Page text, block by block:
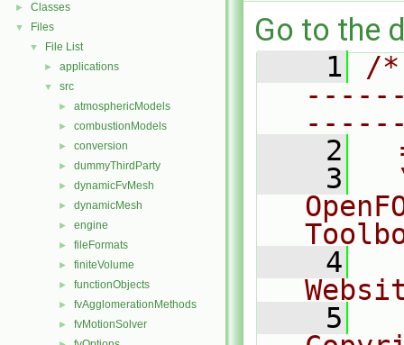
► Classes
▼ Files
▼ File List
► applications
▼ src
► atmosphericModels
► combustionModels
► conversion
► dummyThirdParty
► dynamicFvMesh
► dynamicMesh
► engine
► fileFormats
► finiteVolume
► functionObjects
► fvAgglomerationMethods
► fvMotionSolver
Go to the
    1
/
    2
    3
    4
    5